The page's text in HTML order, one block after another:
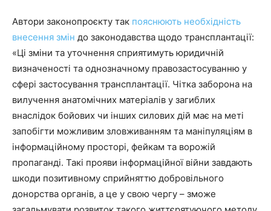
Автори законопроєкту так пояснюють необхідність
внесення змін до законодавства щодо трансплантації:
«Ці зміни та уточнення сприятимуть юридичній
визначеності та однозначному правозастосуванню у
сфері застосування трансплантації. Чітка заборона на
вилучення анатомічних матеріалів у загиблих
внаслідок бойових чи інших силових дій має на меті
запобігти можливим зловживанням та маніпуляціям в
інформаційному просторі, фейкам та ворожій
пропаганді. Такі прояви інформаційної війни завдають
шкоди позитивному сприйняттю добровільного
донорства органів, а це у свою чергу – зможе